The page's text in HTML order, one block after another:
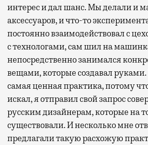
интерес и дал шанс. Мы делали и
аксессуаров, и что-то
постоянно взаимодействовал с
с технологами, сам шил на
непосредственно занимался
вещами, которые создавал руками.
самая ценная практика, потому
искал, я отправил свой запрос
русским дизайнерам, которые на
существовали. И несколько мне
предлагали такую расхожую